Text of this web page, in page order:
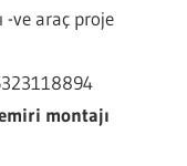
-ve araç proje
montajı